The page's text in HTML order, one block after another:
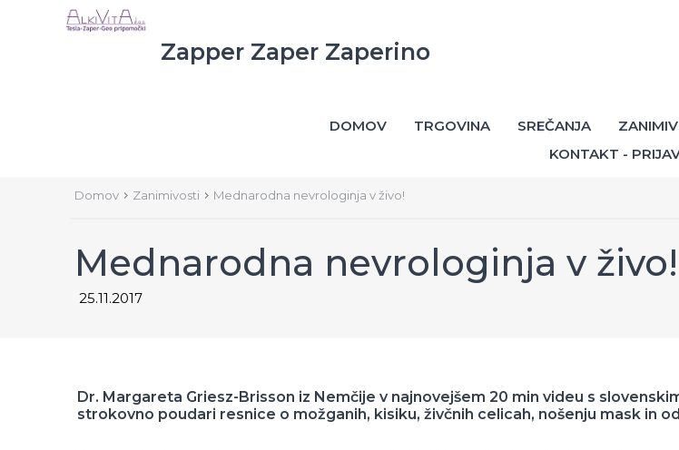
Zapper Zaper Zaperino
DOMOV TRGOVINA SREČANJA
KONTAKT -
Domov Zanimivosti Mednarodna nevrologinja v živo!
Mednarodna nevrologinja v živo!
25.11.2017
Dr. Margareta Griesz-Brisson iz Nemčije v najnovejšem 20 min videu s
strokovno poudari resnice o možganih, kisiku, živčnih celicah, nošenju mask in